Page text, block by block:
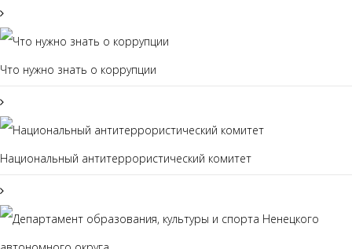
Что нужно знать о коррупции
Национальный антитеррористический комитет